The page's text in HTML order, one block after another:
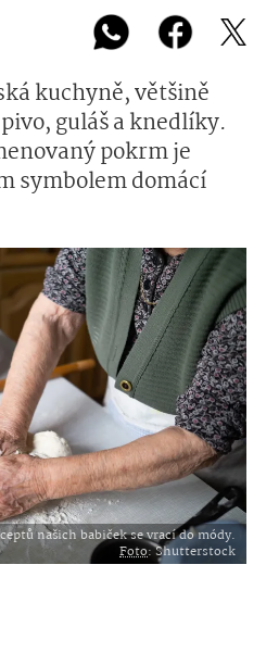
kuchyně, většině
guláš a knedlíky.
pokrm je
symbolem domácí
našich babiček se vrací do módy.
Foto: Shutterstock